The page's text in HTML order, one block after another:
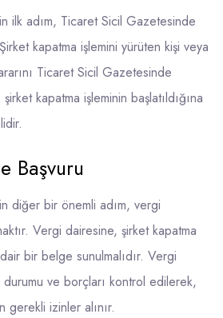
ilk adım, Ticaret Sicil Gazetesinde
kapatma işlemini yürüten kişi veya
Ticaret Sicil Gazetesinde
kapatma işleminin başlatıldığına
Başvuru
diğer bir önemli adım, vergi
Vergi dairesine, şirket kapatma
bir belge sunulmalıdır. Vergi
ve borçları kontrol edilerek,
gerekli izinler alınır.